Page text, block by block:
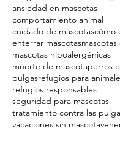
ansiedad en mascotas
comportamiento animal
cuidado de mascotascómo
enterrar mascotasmascotas
mascotas hipoalergénicas
muerte de mascotaperros
pulgasrefugios para
refugios responsables
seguridad para mascotas
tratamiento contra las
vacaciones sin mascota